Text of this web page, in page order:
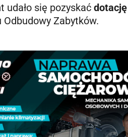
udało się pozyskać
Odbudowy Zabytków.